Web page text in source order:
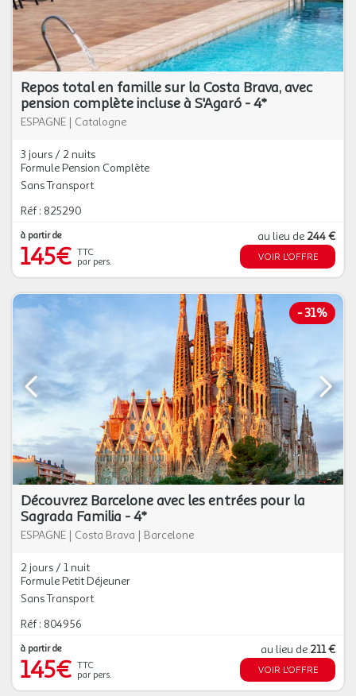
Repos total en famille sur la Costa Brava, avec
pension complète incluse à S'Agaró - 4*
ESPAGNE | Catalogne
3 jours / 2 nuits
Formule Pension Complète
Sans Transport
Réf : 825290
à partir de
145€ TTC
par pers.
au lieu de 244 €
VOIR L'OFFRE
-31%
Découvrez Barcelone avec les entrées pour la
Sagrada Familia - 4*
ESPAGNE | Costa Brava | Barcelone
2 jours / 1 nuit
Formule Petit Déjeuner
Sans Transport
Réf : 804956
à partir de
145€ TTC
par pers.
au lieu de 211 €
VOIR L'OFFRE